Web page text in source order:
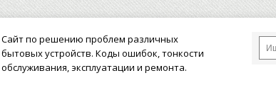
Сайт по решению проблем различных
бытовых устройств. Коды ошибок, тонкости
обслуживания, эксплуатации и ремонта.